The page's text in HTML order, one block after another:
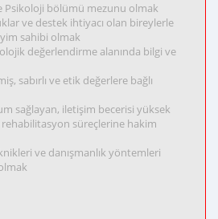
Psikoloji bölümü mezunu olmak
ve destek ihtiyacı olan bireylerle
sahibi olmak
değerlendirme alanında bilgi ve
sabırlı ve etik değerlere bağlı
sağlayan, iletişim becerisi yüksek
süreçlerine hakim
ve danışmanlık yöntemleri